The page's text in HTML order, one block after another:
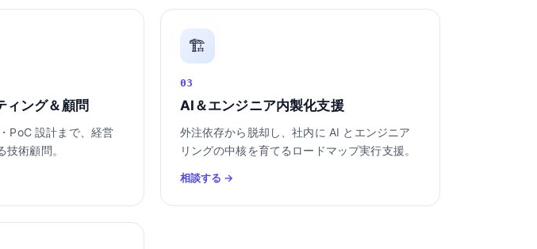
ィング＆顧問
PoC 設計まで、経営
術顧問。
🏗️
03
AI＆エンジニア内製化支援
外注依存から脱却し、社内に AI とエンジニア
リングの中核を育てるロードマップ実行支援。
相談する →